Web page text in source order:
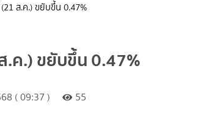
ส.ค.) ขยับขึ้น 0.47%
ค.) ขยับขึ้น 0.47%
( 09:37 ) 55